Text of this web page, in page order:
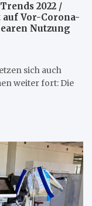
2022 /
auf Vor-Corona-
Nutzung
sich auch
weiter fort: Die